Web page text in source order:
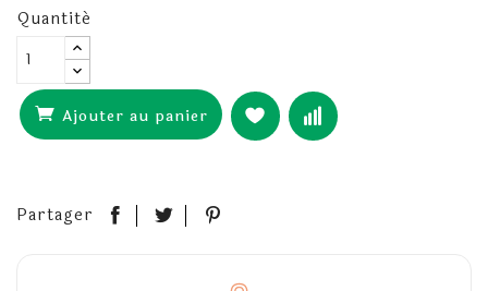
Quantité
Ajouter au panier
Partager